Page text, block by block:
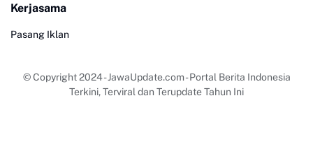
Kerjasama
Pasang Iklan
© Copyright 2024-JawaUpdate.com - Portal Berita Indonesia
Terkini, Terviral dan Terupdate Tahun Ini